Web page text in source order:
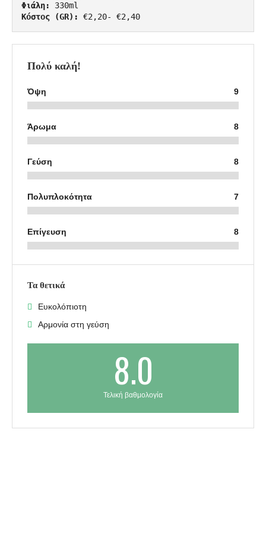
Φιάλη:
Κόστος (GR):
€2,20- €2,40
Πολύ καλή!
Όψη 9
Άρωμα 8
Γεύση 8
Πολυπλοκότητα 7
Επίγευση 8
Τα θετικά
Ευκολόπιοτη
Αρμονία στη γεύση
8.0
Τελική βαθμολογία